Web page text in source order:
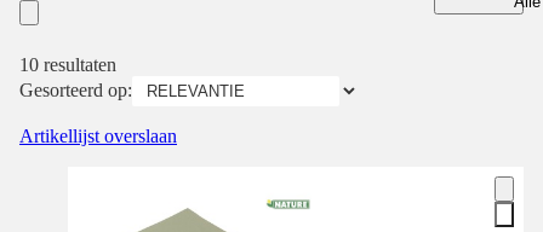
10 resultaten
Gesorteerd op:
Artikellijst overslaan